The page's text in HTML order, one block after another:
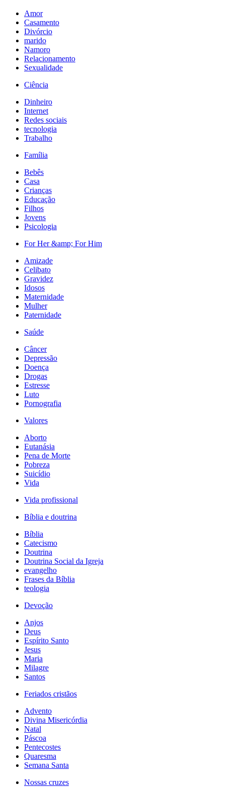
Amor
Casamento
Divórcio
marido
Namoro
Relacionamento
Sexualidade
Ciência
Dinheiro
Internet
Redes sociais
tecnologia
Trabalho
Família
Bebês
Casa
Crianças
Educação
Filhos
Jovens
Psicologia
For Her &amp; For Him
Amizade
Celibato
Gravidez
Idosos
Maternidade
Mulher
Paternidade
Saúde
Câncer
Depressão
Doença
Drogas
Estresse
Luto
Pornografia
Valores
Aborto
Eutanásia
Pena de Morte
Pobreza
Suicídio
Vida
Vida profissional
Bíblia e doutrina
Bíblia
Catecismo
Doutrina
Doutrina Social da Igreja
evangelho
Frases da Bíblia
teologia
Devoção
Anjos
Deus
Espírito Santo
Jesus
Maria
Milagre
Santos
Feriados cristãos
Advento
Divina Misericórdia
Natal
Páscoa
Pentecostes
Quaresma
Semana Santa
Nossas cruzes